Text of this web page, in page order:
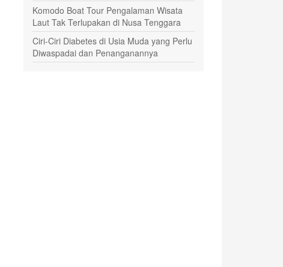
Komodo Boat Tour Pengalaman Wisata
Laut Tak Terlupakan di Nusa Tenggara
Ciri-Ciri Diabetes di Usia Muda yang Perlu
Diwaspadai dan Penanganannya